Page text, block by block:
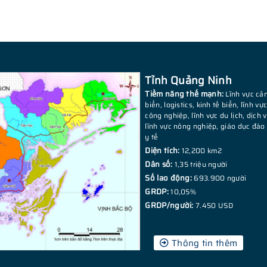
Tỉnh Quảng Ninh
Tiềm năng thế mạnh: Lĩnh vực
biển, logistics, kinh tế biển, lĩnh vực
công nghiệp, lĩnh vực du lịch, dịch
lĩnh vực nông nghiệp, giáo dục
y tế
Diện tích: 12,200 km2
Dân số: 1,35 triệu người
Số lao động: 693.900 người
GRDP:10,05%
GRDP/người: 7.450 USD
Thông tin thêm